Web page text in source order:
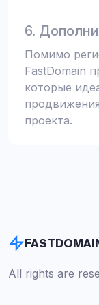
6.
Помимо
FastDomain
которые
проекта.
All rights are